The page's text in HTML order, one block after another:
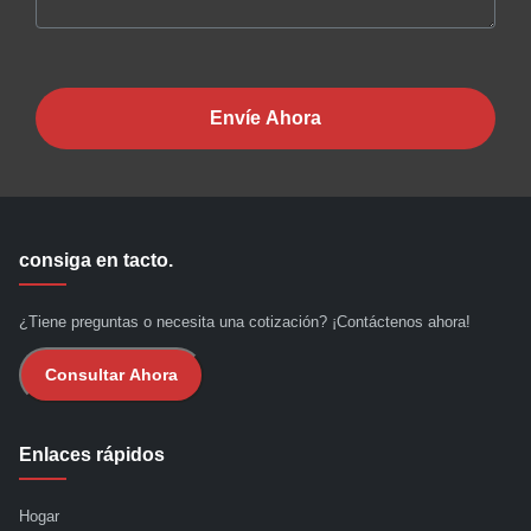
Envíe Ahora
consiga en tacto.
¿Tiene preguntas o necesita una cotización? ¡Contáctenos ahora!
Consultar Ahora
Enlaces rápidos
Hogar